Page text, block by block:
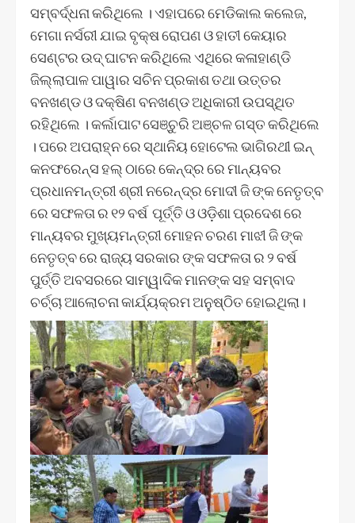
ସମ୍ବର୍ଦ୍ଧନା କରିଥିଲେ । ଏହାପରେ ମେଡିକାଲ କଲେଜ,
ମେଗା ନର୍ସରୀ ଯାଇ ବୃକ୍ଷ ରୋପଣ ଓ ହାତୀ କେୟାର
ସେଣ୍ଟର ଉଦ୍ ଘାଟନ କରିଥିଲେ ଏଥିରେ କଳାହାଣ୍ଡି
ଜିଲ୍ଲାପାଳ ପାୱାର ସଚିନ ପ୍ରକାଶ ତଥା ଉତ୍ତର
ବନଖଣ୍ଡ ଓ ଦକ୍ଷିଣ ବନଖଣ୍ଡ ଅଧିକାରୀ ଉପସ୍ଥିତ
ରହିଥିଲେ । କର୍ଲାପାଟ ସେଞ୍ଚୁରି ଅଞ୍ଚଳ ଗସ୍ତ କରିଥିଲେ
। ପରେ ଅପରାହ୍ନ ରେ ସ୍ଥାନିୟ ହୋଟେଲ ଭାଗିରଥୀ ଇନ୍
କନଫରେନ୍ସ ହଲ୍ ଠାରେ କେନ୍ଦ୍ର ରେ ମାନ୍ୟବର
ପ୍ରଧାନମନ୍ତ୍ରୀ ଶ୍ରୀ ନରେନ୍ଦ୍ର ମୋଦୀ ଜି ଙ୍କ ନେତୃତ୍ବ
ରେ ସଫଳତା ର ୧୨ ବର୍ଷ ପୂର୍ତ୍ତି ଓ ଓଡ଼ିଶା ପ୍ରଦେଶ ରେ
ମାନ୍ୟବର ମୁଖ୍ୟମନ୍ତ୍ରୀ ମୋହନ ଚରଣ ମାଝୀ ଜି ଙ୍କ
ନେତୃତ୍ବ ରେ ରାଜ୍ୟ ସରକାର ଙ୍କ ସଫଳତା ର ୨ ବର୍ଷ
ପୁର୍ତ୍ତି ଅବସରରେ ସାମ୍ୱାଦିକ ମାନଙ୍କ ସହ ସମ୍ବାଦ
ଚର୍ଚ୍ଚା ଆଲୋଚନା କାର୍ଯ୍ୟକ୍ରମ ଅନୁଷ୍ଠିତ ହୋଇଥିଲା।